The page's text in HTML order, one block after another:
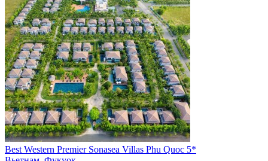
Best Western Premier Sonasea Villas Phu Quoc 5*